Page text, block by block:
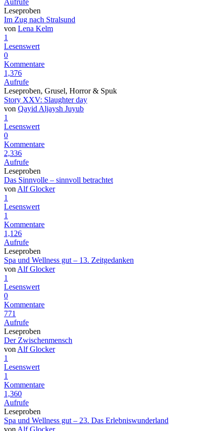
Aufrufe
Leseproben
Im Zug nach Stralsund
von Lena Kelm
1
Lesenswert
0
Kommentare
1,376
Aufrufe
Leseproben, Grusel, Horror & Spuk
Story XXV: Slaughter day
von Qayid Aljaysh Juyub
1
Lesenswert
0
Kommentare
2,336
Aufrufe
Leseproben
Das Sinnvolle – sinnvoll betrachtet
von Alf Glocker
1
Lesenswert
1
Kommentare
1,126
Aufrufe
Leseproben
Spa und Wellness gut – 13. Zeitgedanken
von Alf Glocker
1
Lesenswert
0
Kommentare
771
Aufrufe
Leseproben
Der Zwischenmensch
von Alf Glocker
1
Lesenswert
1
Kommentare
1,360
Aufrufe
Leseproben
Spa und Wellness gut – 23. Das Erlebniswunderland